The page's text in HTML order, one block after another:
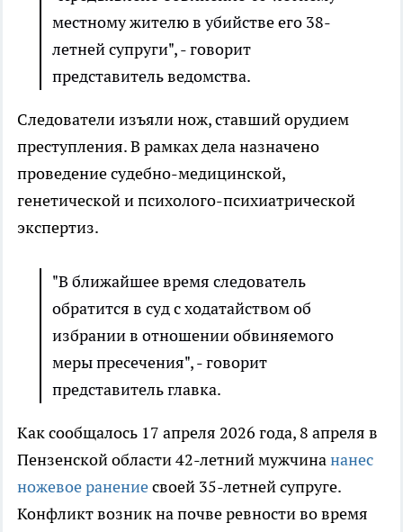
местному жителю в убийстве его 38-
летней супруги", - говорит
представитель ведомства.
Следователи изъяли нож, ставший орудием
преступления. В рамках дела назначено
проведение судебно-медицинской,
генетической и психолого-психиатрической
экспертиз.
"В ближайшее время следователь
обратится в суд с ходатайством об
избрании в отношении обвиняемого
меры пресечения", - говорит
представитель главка.
Как сообщалось 17 апреля 2026 года, 8 апреля в
Пензенской области 42-летний мужчинананес
ножевое ранениесвоей 35-летней супруге.
Конфликт возник на почве ревности во время